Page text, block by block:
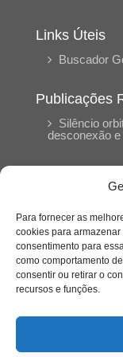
Para fornecer as
cookies para
consentimento para
como comportamento
consentir ou retirar o
recursos e funções.
Links Úteis
Buscador
Publicações
Silêncio
desconexão
A
uma análise
O corpo
psicológico:
Izabella